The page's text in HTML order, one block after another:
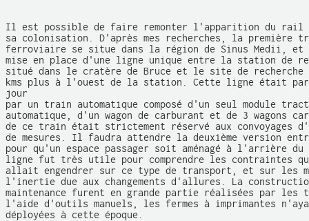
Il est possible de faire remonter l'apparition du rail
sa colonisation. D'après mes recherches, la
ferroviaire se situe dans la région de Sinus Medii, et
mise en place d'une ligne unique entre la station de
situé dans le cratère de Bruce et le site de
kms plus à l'ouest de la station. Cette ligne était
jour
par un train automatique composé d'un seul module
automatique, d'un wagon de carburant et de 3 wagons
de ce train était strictement réservé aux convoyages
de mesures. Il faudra attendre la deuxième version
pour qu'un espace passager soit aménagé à l'arrière
ligne fut très utile pour comprendre les contraintes
allait engendrer sur ce type de transport, et sur les
l'inertie due aux changements d'allures. La
maintenance furent en grande partie réalisées par les
l'aide d'outils manuels, les fermes à imprimantes
déployées à cette époque.